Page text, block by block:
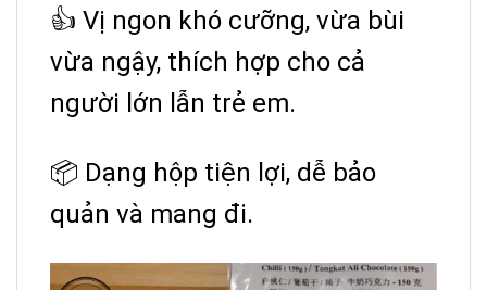
👍 Vị ngon khó cưỡng, vừa bùi
vừa ngậy, thích hợp cho cả
người lớn lẫn trẻ em.
📦 Dạng hộp tiện lợi, dễ bảo
quản và mang đi.